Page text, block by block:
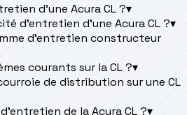
d’une Acura CL ?▾
d’entretien d’une Acura CL ?▾
d’entretien constructeur
courants sur la CL ?▾
de distribution sur une CL
de la Acura CL ?▾